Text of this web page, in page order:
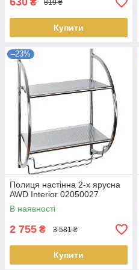
₴ 819 ₴
Купити
–23%
Полиця настінна 2-х ярусна
AWD Interior 02050027
В наявності
2 755 ₴ 3 581 ₴
Купити